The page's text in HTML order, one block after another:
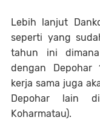
Lebih lanjut
seperti yang
tahun ini
dengan Depohar
kerja sama juga
Depohar lain
Koharmatau).